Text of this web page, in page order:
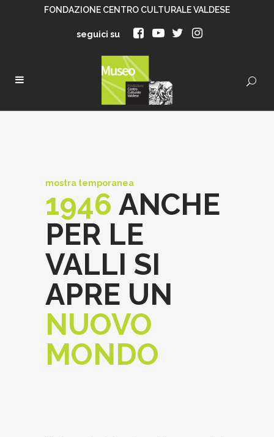
FONDAZIONE CENTRO CULTURALE VALDESE
seguici su
mostra temporanea
1946 ANCHE
PER LE
VALLI SI
APRE UN
NUOVO
MONDO